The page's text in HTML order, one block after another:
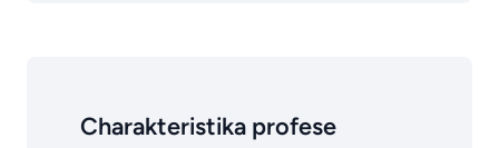
Charakteristika profese